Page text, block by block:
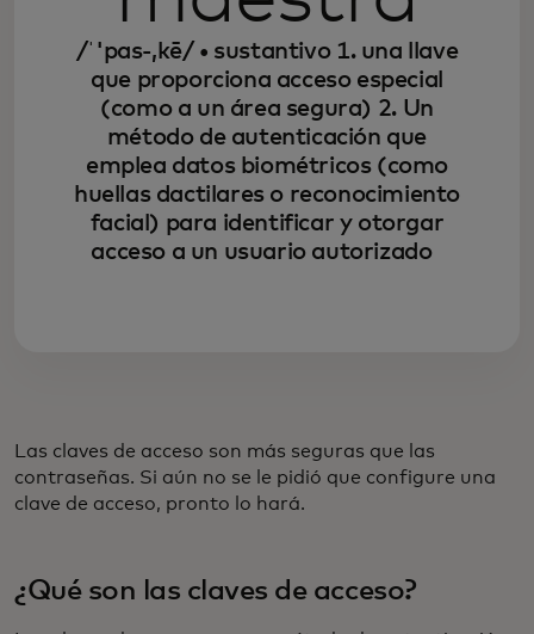
/ˈ'pas-,kē/ • sustantivo 1. una llave
que proporciona acceso especial
(como a un área segura) 2. Un
método de autenticación que
emplea datos biométricos (como
huellas dactilares o reconocimiento
facial) para identificar y otorgar
acceso a un usuario autorizado
Las claves de acceso son más seguras que las
contraseñas. Si aún no se le pidió que configure una
clave de acceso, pronto lo hará.
¿Qué son las claves de acceso?